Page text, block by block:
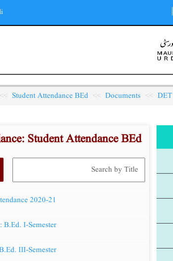
DET
Documents
Student Attendance BEd
Student Attendance BEd
2020-21
I-Semester
III-Semester